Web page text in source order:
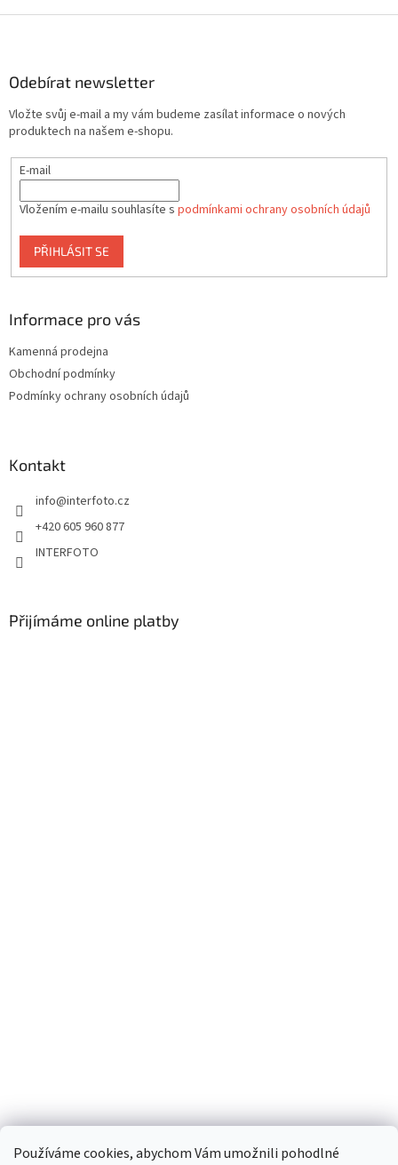
Používáme cookies, abychom Vám umožnili pohodlné
v
k
v
i
v
Odebírat newsletter
Vložte svůj e-mail a my vám budeme zasílat informace o nových
produktech na našem e-shopu.
E-mail
Vložením e-mailu souhlasíte s podmínkami ochrany osobních údajů
PŘIHLÁSIT SE
Informace pro vás
Kamenná prodejna
Obchodní podmínky
Podmínky ochrany osobních údajů
Kontakt
info@interfoto.cz
+420 605 960 877
INTERFOTO
Přijímáme online platby